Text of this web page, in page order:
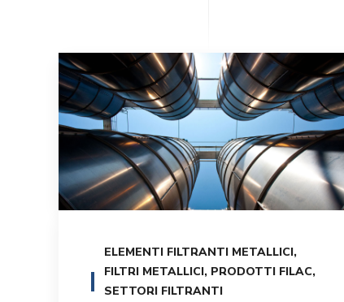
ELEMENTI FILTRANTI METALLICI,
FILTRI METALLICI, PRODOTTI FILAC,
SETTORI FILTRANTI